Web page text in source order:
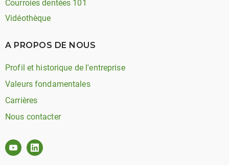
Courroies dentées 101
Vidéothèque
A PROPOS DE NOUS
Profil et historique de l'entreprise
Valeurs fondamentales
Carrières
Nous contacter